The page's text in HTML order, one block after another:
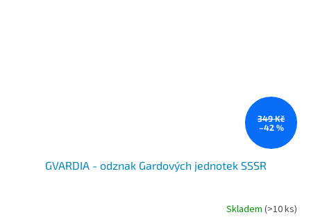
349 Kč
–42 %
GVARDIA - odznak Gardových jednotek SSSR
Skladem (>10 ks)